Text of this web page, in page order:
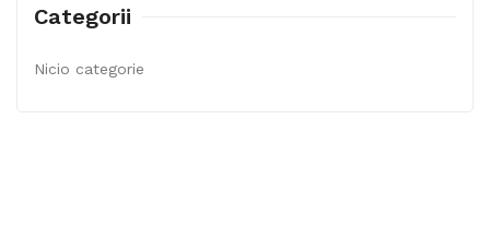
Categorii
Nicio categorie